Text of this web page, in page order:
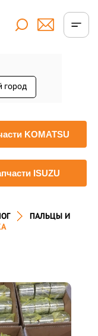
город
KOMATSU
ISUZU
ПАЛЬЦЫ И